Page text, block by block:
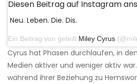
Diesen Beitrag auf Instagram
Neu. Leben. Die. Dis.
Ein Beitrag von geteilt Miley Cyrus
Cyrus hat Phasen durchlaufen, in
Medien aktiver und weniger aktiv
während ihrer Beziehung zu